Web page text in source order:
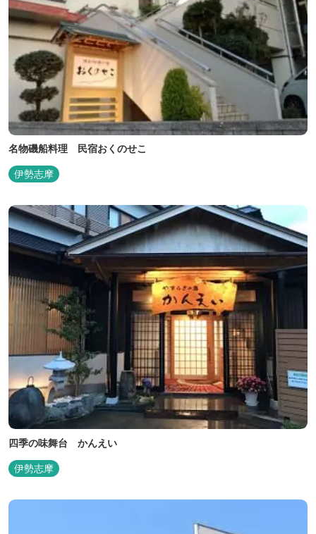
名物磯船料理 民宿おくのせこ
伊勢志摩
四季の味舞台 かんえい
伊勢志摩